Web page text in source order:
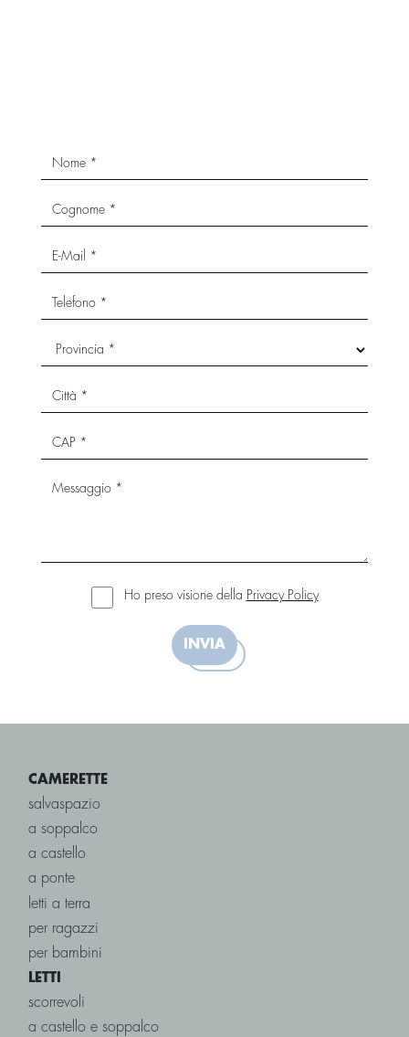
Ho preso visione della Privacy Policy
INVIA
CAMERETTE
salvaspazio
a soppalco
a castello
a ponte
letti a terra
per ragazzi
per bambini
LETTI
scorrevoli
a castello e soppalco